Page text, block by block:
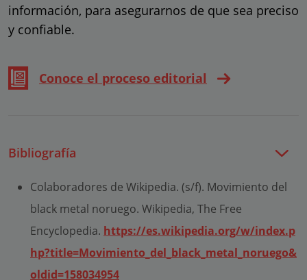
información, para asegurarnos de que sea preciso
y confiable.
Conoce el proceso editorial
Bibliografía
Colaboradores de Wikipedia. (s/f). Movimiento del
black metal noruego. Wikipedia, The Free
Encyclopedia. https://es.wikipedia.org/w/index.p
hp?title=Movimiento_del_black_metal_noruego&
oldid=158034954